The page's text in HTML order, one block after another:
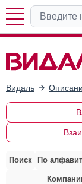
Видаль
Поиск По